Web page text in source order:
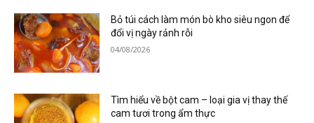
Bỏ túi cách làm món bò kho siêu ngon để
đổi vị ngày rảnh rỗi
04/08/2026
Tìm hiểu về bột cam – loại gia vị thay thế
cam tươi trong ẩm thực